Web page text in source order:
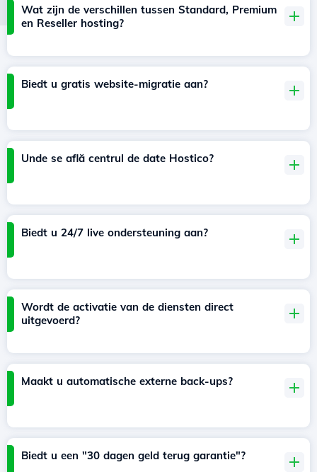
Wat zijn de verschillen tussen Standard, Premium
en Reseller hosting?
Biedt u gratis website-migratie aan?
Unde se află centrul de date Hostico?
Biedt u 24/7 live ondersteuning aan?
Wordt de activatie van de diensten direct
uitgevoerd?
Maakt u automatische externe back-ups?
Biedt u een "30 dagen geld terug garantie"?